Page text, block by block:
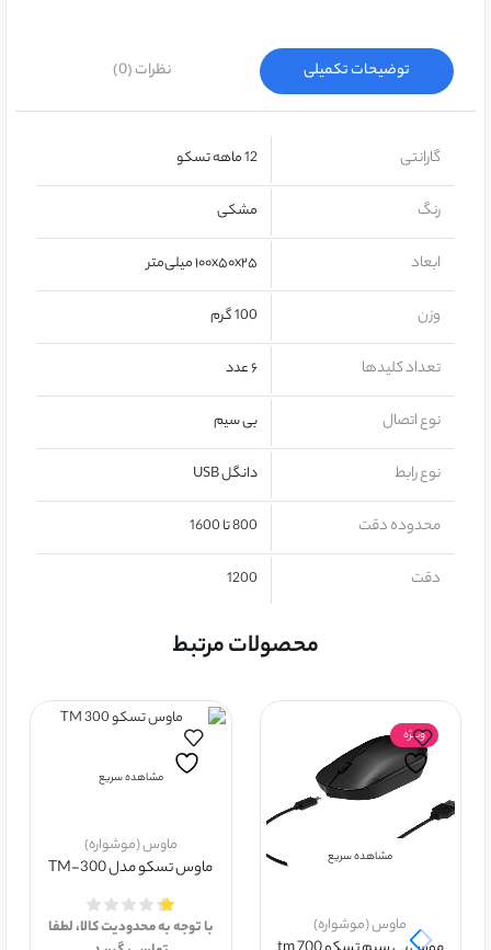
توضیحات تکمیلی نظرات (0)
گارانتی 12 ماهه تسکو
رنگ مشکی
ابعاد ۱۰۰x۵۰x۲۵ میلی‌متر
وزن 100 گرم
تعداد کلیدها ۶ عدد
نوع اتصال بی سیم
نوع رابط دانگل USB
محدوده دقت 800 تا 1600
دقت 1200
محصولات مرتبط
ویــژه
مشاهده سریع
ماوس (موشواره)
مشاهده سریع
ماوس (موشواره)
ماوس تسکو مدل TM-300
با توجه به محدودیت کالا، لطفا